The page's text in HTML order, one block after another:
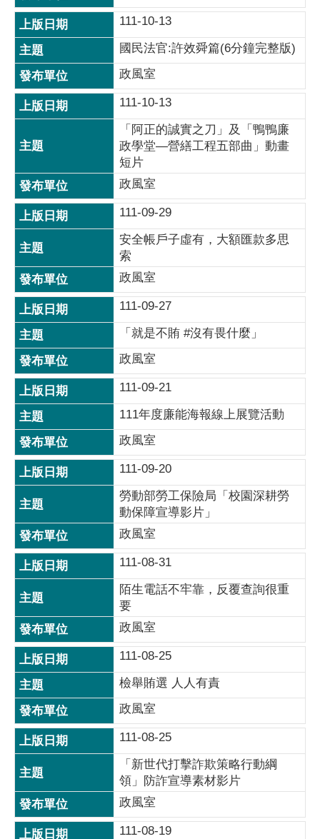
111-10-13
國民法官:許效舜篇(6分鐘完整版)
政風室
111-10-13
「阿正的誠實之刀」及「鴨鴨廉
政學堂—營繕工程五部曲」動畫
短片
政風室
111-09-29
安全帳戶子虛有，大額匯款多思
索
政風室
111-09-27
「就是不賄 #沒有畏什麼」
政風室
111-09-21
111年度廉能海報線上展覽活動
政風室
111-09-20
勞動部勞工保險局「校園深耕勞
動保障宣導影片」
政風室
111-08-31
陌生電話不牢靠，反覆查詢很重
要
政風室
111-08-25
檢舉賄選 人人有責
政風室
111-08-25
「新世代打擊詐欺策略行動綱
領」防詐宣導素材影片
政風室
111-08-19